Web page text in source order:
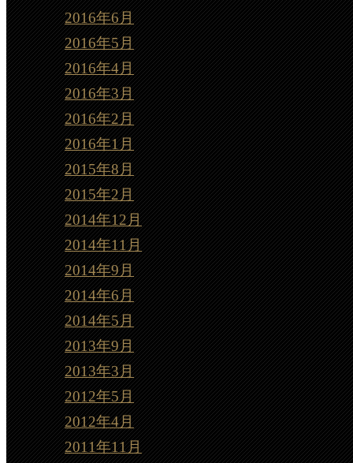
2016年6月
2016年5月
2016年4月
2016年3月
2016年2月
2016年1月
2015年8月
2015年2月
2014年12月
2014年11月
2014年9月
2014年6月
2014年5月
2013年9月
2013年3月
2012年5月
2012年4月
2011年11月